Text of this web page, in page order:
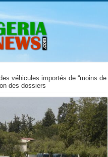
véhicules importés de “moins de
des dossiers